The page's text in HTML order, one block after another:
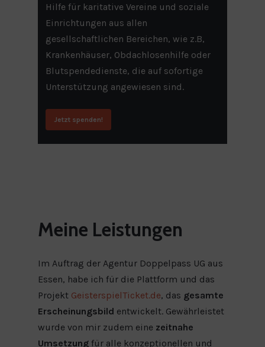
Hilfe für karitative Vereine und soziale
Einrichtungen aus allen
gesellschaftlichen Bereichen, wie z.B,
Krankenhäuser, Obdachlosenhilfe oder
Blutspendedienste, die auf sofortige
Unterstützung angewiesen sind.
Jetzt spenden!
Meine Leistungen
Im Auftrag der Agentur Doppelpass UG aus
Essen, habe ich für die Plattform und das
Projekt GeisterspielTicket.de, das gesamte
Erscheinungsbild entwickelt. Gewährleistet
wurde von mir zudem eine zeitnahe
Umsetzung für alle konzeptionellen und